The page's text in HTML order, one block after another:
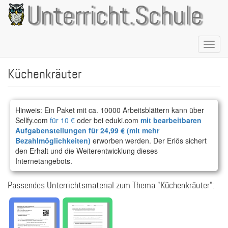
Direkt
zum
Inhalt
Unterricht.Schule
Küchenkräuter
Hinweis: Ein Paket mit ca. 10000 Arbeitsblättern kann über
Sellfy.com für 10 € oder bei eduki.com mit bearbeitbaren
Aufgabenstellungen für 24,99 € (mit mehr
Bezahlmöglichkeiten) erworben werden. Der Erlös sichert
den Erhalt und die Weiterentwicklung dieses
Internetangebots.
Passendes Unterrichtsmaterial zum Thema "Küchenkräuter":